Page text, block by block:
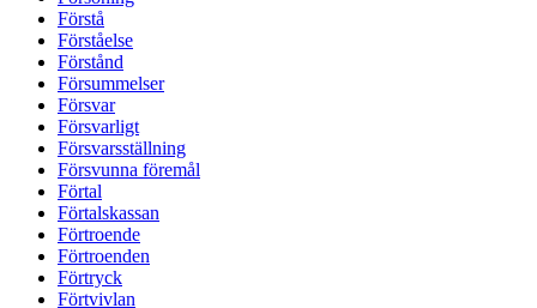
Förstå
Förståelse
Förstånd
Försummelser
Försvar
Försvarligt
Försvarsställning
Försvunna föremål
Förtal
Förtalskassan
Förtroende
Förtroenden
Förtryck
Förtvivlan